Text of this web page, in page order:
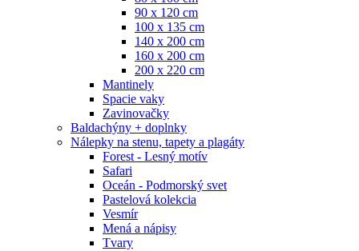
90 x 120 cm
100 x 135 cm
140 x 200 cm
160 x 200 cm
200 x 220 cm
Mantinely
Spacie vaky
Zavinovačky
Baldachýny + doplnky
Nálepky na stenu, tapety a plagáty
Forest - Lesný motív
Safari
Oceán - Podmorský svet
Pastelová kolekcia
Vesmír
Mená a nápisy
Tvary